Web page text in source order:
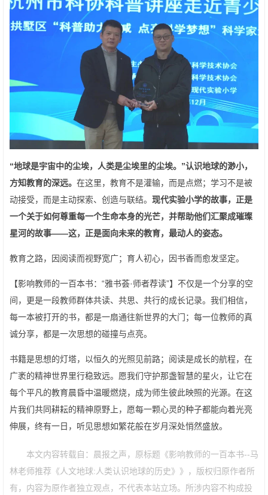
“地球是宇宙中的尘埃，人类是尘埃里的尘埃。”认识地球的渺小，
方知教育的深远。 在这里，教育不是灌输，而是点燃；学习不是被
动接受，而是主动探索、创造与联结。 现代实验小学的故事，正是
一个关于如何尊重每一个生命本身的光芒，并帮助他们汇聚成璀璨
星河的故事——这，正是面向未来的教育，最动人的姿态。
教育之路，因阅读而视野宽广；育人初心，因书香而愈发坚定。
【影响教师的一百本书：“雅书荟·师者荐读”】不仅是一个分享的空
间，更是一段教师群体共读、共思、共行的成长记录。我们相信，
每一本被打开的书，都是一扇通往新世界的大门；每一位教师的真
诚分享，都是一次思想的碰撞与点亮。
书籍是思想的灯塔，以恒久的光照见前路；阅读是成长的航程，在
广袤的精神世界里行稳致远。愿我们守护那盏智慧的星火，让它在
每个平凡的教育晨昏中温暖燃烧，成为师生彼此映照的光源。在这
片我们共同耕耘的精神原野上，愿每一颗心灵的种子都能向着光亮
伸展，终有一日，听见思想如繁花般在岁月深处悄然盛放。
本文内容转载自：晨报之声，原标题《影响教师的一百本书--马
林老师推荐《人文地球:人类认识地球的历史》》，版权归原作者所
有，内容为原作者独立观点，不代表本站立场。所涉内容不构成投